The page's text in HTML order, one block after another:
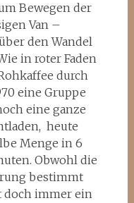
Bewegen der
Van –
den Wandel
in roter Faden
durch
eine Gruppe
eine ganze
heute
Menge in 6
Obwohl die
bestimmt
doch immer ein